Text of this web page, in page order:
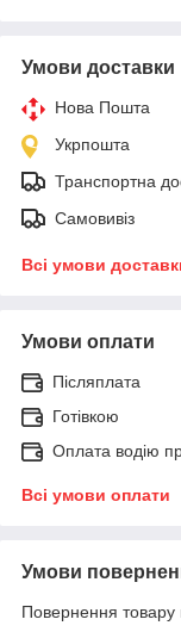
Умови доставки
Нова Пошта
Укрпошта
Транспортна
Самовивіз
Всі умови
Умови оплати
Післяплата
Готівкою
Оплата водію
Всі умови оплати
Умови
Повернення товару